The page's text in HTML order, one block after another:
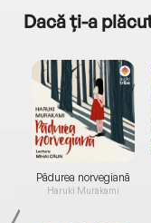
Dacă ți-a
Pădurea norvegiană
Haruki Murakami